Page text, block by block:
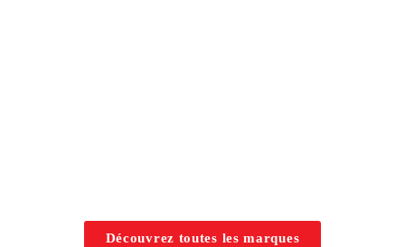
Découvrez toutes les marques